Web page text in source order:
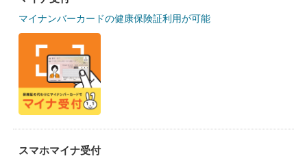
マイナンバーカードの健康保険証利用が可能
スマホマイナ受付